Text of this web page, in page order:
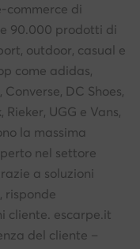
commerce di
90.000 prodotti di
outdoor, casual e
come adidas,
DC Shoes,
UGG e Vans,
la massima
nel settore
a soluzioni
risponde
cliente. escarpe.it
del cliente –